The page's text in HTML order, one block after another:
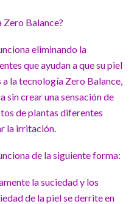
Balance?
eliminando la
que ayudan a que su piel
a la tecnología Zero Balance,
sin crear una sensación de
de plantas diferentes
la irritación.
de la siguiente forma:
la suciedad y los
de la piel se derrite en